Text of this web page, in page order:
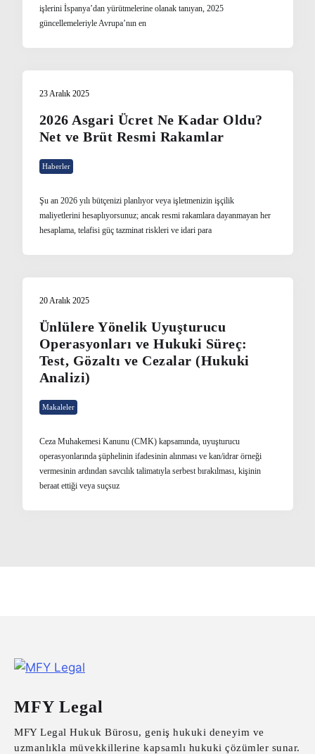
işlerini İspanya’dan yürütmelerine olanak tanıyan, 2025
güncellemeleriyle Avrupa’nın en
23 Aralık 2025
2026 Asgari Ücret Ne Kadar Oldu?
Net ve Brüt Resmi Rakamlar
Haberler
Şu an 2026 yılı bütçenizi planlıyor veya işletmenizin işçilik
maliyetlerini hesaplıyorsunuz; ancak resmi rakamlara dayanmayan her
hesaplama, telafisi güç tazminat riskleri ve idari para
20 Aralık 2025
Ünlülere Yönelik Uyuşturucu
Operasyonları ve Hukuki Süreç:
Test, Gözaltı ve Cezalar (Hukuki
Analizi)
Makaleler
Ceza Muhakemesi Kanunu (CMK) kapsamında, uyuşturucu
operasyonlarında şüphelinin ifadesinin alınması ve kan/idrar örneği
vermesinin ardından savcılık talimatıyla serbest bırakılması, kişinin
beraat ettiği veya suçsuz
MFY Legal
MFY Legal Hukuk Bürosu, geniş hukuki deneyim ve
uzmanlıkla müvekkillerine kapsamlı hukuki çözümler sunar.